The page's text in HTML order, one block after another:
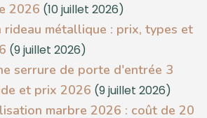
2026 (10 juillet 2026)
rideau métallique : prix, types et
(9 juillet 2026)
serrure de porte d'entrée 3
et prix 2026 (9 juillet 2026)
marbre 2026 : coût de 20